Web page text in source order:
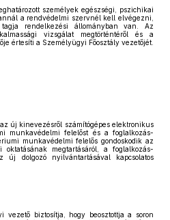
személyek egészségi, pszichikai
a rendvédelmi szervnél kell elvégezni,
rendelkezési állományban van. Az
vizsgálat megtörténtéről és a
értesíti a Személyügyi Főosztály vezetőjét.
új kinevezésről számítógépes elektronikus
munkavédelmi felelőst és a foglalkozás-
munkavédelmi felelős gondoskodik az
megtartásáról, a foglalkozás-
új dolgozó nyilvántartásával kapcsolatos
biztosítja, hogy beosztottja a soron